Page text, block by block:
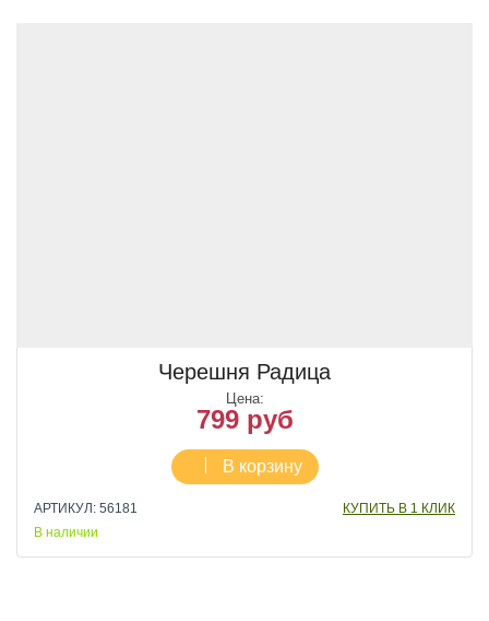
Черешня Радица
Цена:
799 руб
В корзину
АРТИКУЛ: 56181
КУПИТЬ В 1 КЛИК
В наличии